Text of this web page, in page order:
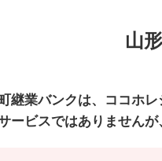
山
継業バンクは、ココホ
ービスではありません